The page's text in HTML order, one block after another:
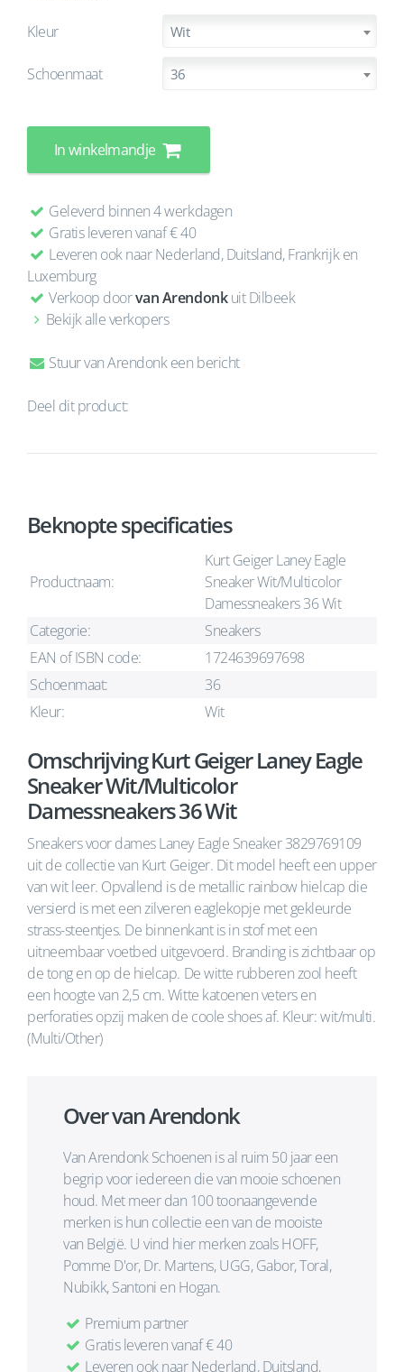
Kleur Wit
Schoenmaat 36
In winkelmandje
Geleverd binnen 4 werkdagen
Gratis leveren vanaf € 40
Leveren ook naar Nederland, Duitsland, Frankrijk en
Luxemburg
Verkoop doorvan Arendonkuit Dilbeek
Bekijk alle verkopers
Stuur van Arendonk een bericht
Deel dit product:
Beknopte specificaties
Productnaam:
Kurt Geiger Laney Eagle
Sneaker Wit/Multicolor
Damessneakers 36 Wit
Categorie:
Sneakers
EAN of ISBN code:
1724639697698
Schoenmaat:
36
Kleur:
Wit
Omschrijving Kurt Geiger Laney Eagle
Sneaker Wit/Multicolor
Damessneakers 36 Wit
Sneakers voor dames Laney Eagle Sneaker 3829769109
uit de collectie van Kurt Geiger. Dit model heeft een upper
van wit leer. Opvallend is de metallic rainbow hielcap die
versierd is met een zilveren eaglekopje met gekleurde
strass-steentjes. De binnenkant is in stof met een
uitneembaar voetbed uitgevoerd. Branding is zichtbaar op
de tong en op de hielcap. De witte rubberen zool heeft
een hoogte van 2,5 cm. Witte katoenen veters en
perforaties opzij maken de coole shoes af. Kleur: wit/multi.
(Multi/Other)
Over van Arendonk
Van Arendonk Schoenen is al ruim 50 jaar een
begrip voor iedereen die van mooie schoenen
houd. Met meer dan 100 toonaangevende
merken is hun collectie een van de mooiste
van België. U vind hier merken zoals HOFF,
Pomme D'or, Dr. Martens, UGG, Gabor, Toral,
Nubikk, Santoni en Hogan.
Premium partner
Gratis leveren vanaf € 40
Leveren ook naar Nederland, Duitsland,